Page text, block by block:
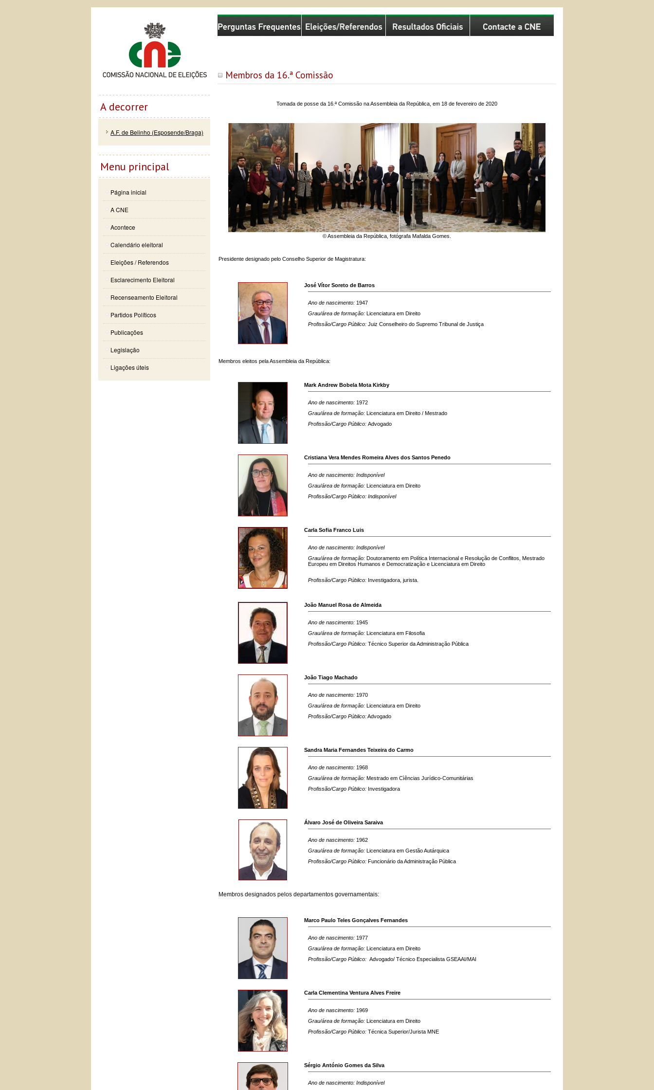
Membros da 16.ª Comissão
Tomada de posse da 16.ª Comissão na Assembleia da República, em 18 de fevereiro de 2020
© Assembleia da República, fotógrafa Mafalda Gomes.
Presidente designado pelo Conselho Superior de Magistratura:
José Vítor Soreto de Barros
Ano de nascimento: 1947
Grau/área de formação:
Licenciatura em Direito
Profissão/Cargo Público: Juiz Conselheiro do Supremo Tribunal de Justiça
Membros eleitos pela Assembleia da República:
Mark Andrew Bobela Mota Kirkby
Ano de nascimento: 1972
Grau/área de formação:
Licenciatura em Direito / Mestrado
Profissão/Cargo Público: Advogado
Cristiana Vera Mendes Romeira Alves dos Santos Penedo
Ano de nascimento: Indisponível
Grau/área de formação:
Licenciatura em Direito
Profissão/Cargo Público: Indisponível
Carla Sofia Franco Luis
Ano de nascimento: Indisponível
Grau/área de formação: Doutoramento em Política Internacional e Resolução de Conflitos, Mestrado
Europeu em Direitos Humanos e Democratização e Licenciatura em Direito
Profissão/Cargo Público: Investigadora, jurista.
João Manuel Rosa de Almeida
Ano de nascimento: 1945
Grau/área de formação:
Licenciatura em Filosofia
Profissão/Cargo Público: Técnico Superior da Administração Pública
João Tiago Machado
Ano de nascimento: 1970
Grau/área de formação:
Licenciatura em Direito
Profissão/Cargo Público:Advogado
Sandra Maria Fernandes Teixeira do Carmo
Ano de nascimento: 1968
Grau/área de formação: Mestrado em Cìências Jurídico-Comunitárias
Profissão/Cargo Público: Investigadora
Álvaro José de Oliveira Saraiva
Ano de nascimento: 1962
Grau/área de formação:
Licenciatura em Gestão Autárquica
Profissão/Cargo Público: Funcionário da Administração Pública
Membros designados pelos departamentos governamentais:
Marco Paulo Teles Gonçalves Fernandes
Ano de nascimento: 1977
Grau/área de formação:
Licenciatura em Direito
Profissão/Cargo Público: Advogado/ Técnico Especialista GSEAAI/MAI
Carla Clementina Ventura Alves Freire
Ano de nascimento: 1969
Grau/área de formação:
Licenciatura em Direito
Profissão/Cargo Público: Técnica Superior/Jurista MNE
Sérgio António Gomes da Silva
Ano de nascimento: Indisponível
Comissão Nacional de Eleições
A decorrer
A.F. de Belinho (Esposende/Braga)
Menu principal
Página inicial
A CNE
Acontece
Calendário eleitoral
Eleições / Referendos
Esclarecimento Eleitoral
Recenseamento Eleitoral
Partidos Políticos
Publicações
Legislação
Ligações úteis